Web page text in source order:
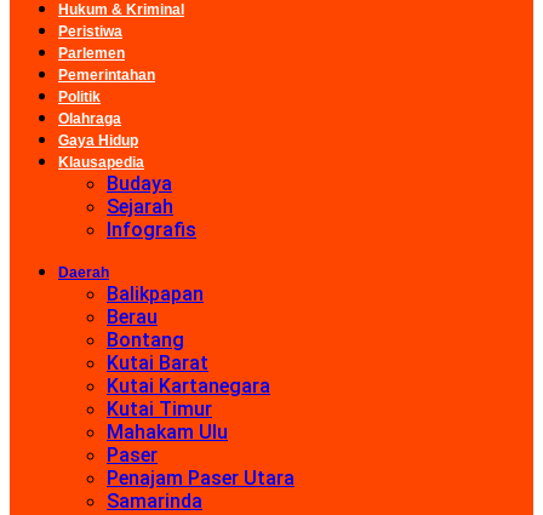
Hukum & Kriminal
Peristiwa
Parlemen
Pemerintahan
Politik
Olahraga
Gaya Hidup
Klausapedia
Budaya
Sejarah
Infografis
Daerah
Balikpapan
Berau
Bontang
Kutai Barat
Kutai Kartanegara
Kutai Timur
Mahakam Ulu
Paser
Penajam Paser Utara
Samarinda